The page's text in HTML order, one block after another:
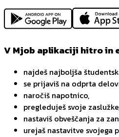
V Mjob aplikaciji hitro in
najdeš najboljša
se prijaviš na odprta
naročiš napotnico,
pregleduješ svoje
nastaviš obveščanja za
urejaš nastavitve svojega